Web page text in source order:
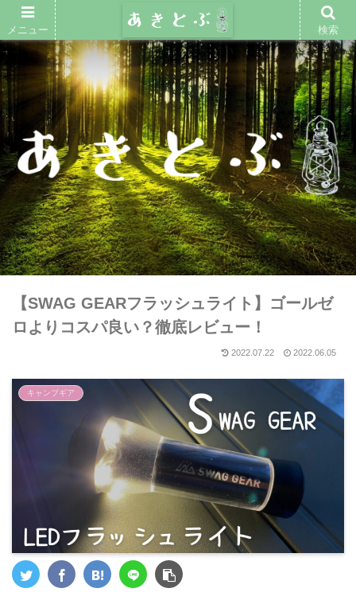
【SWAG GEARフラッシュライト】ゴールゼ
ロよりコスパ良い？徹底レビュー！
2022.07.22 2022.06.05
キャンプギア
メニュー 検索